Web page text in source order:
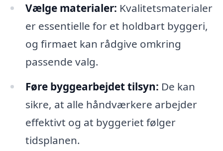
Vælge materialer: Kvalitetsmaterialer
er essentielle for et holdbart byggeri,
og firmaet kan rådgive omkring
passende valg.
Føre byggearbejdet tilsyn: De kan
sikre, at alle håndværkere arbejder
effektivt og at byggeriet følger
tidsplanen.